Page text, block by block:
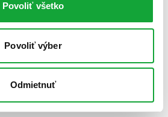
Povoliť všetko
Povoliť výber
Odmietnuť